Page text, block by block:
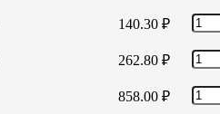
140.30 ₽
262.80 ₽
858.00 ₽